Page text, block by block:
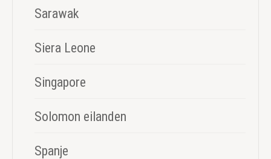
Sarawak
Siera Leone
Singapore
Solomon eilanden
Spanje